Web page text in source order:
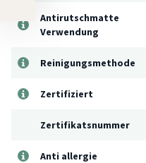
Antirutschmatte
Verwendung
Reinigungsmethode
Zertifiziert
Zertifikatsnummer
Anti allergie